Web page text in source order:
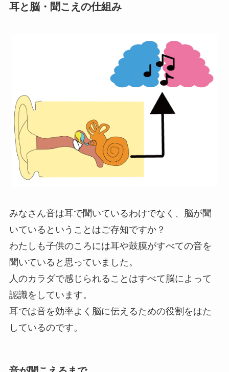
耳と脳・聞こえの仕組み
みなさん音は耳で聞いているわけでなく、脳が聞
いているということはご存知ですか？
わたしも子供のころには耳や鼓膜がすべての音を
聞いていると思っていました。
人のカラダで感じられることはすべて脳によって
認識をしています。
耳では音を効率よく脳に伝えるための役割をはた
しているのです。